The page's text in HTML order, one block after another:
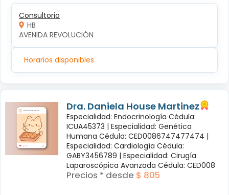
Consultorio
HB
AVENIDA REVOLUCIÓN
Horarios disponibles
Dra. Daniela House Martinez
Especialidad: Endocrinología Cédula:
ICUA45373 | Especialidad: Genética
Humana Cédula: CED0086747477474 |
Especialidad: Cardiología Cédula:
GABY3456789 | Especialidad: Cirugía
Laparoscópica Avanzada Cédula: CED008
Precios * desde $ 805